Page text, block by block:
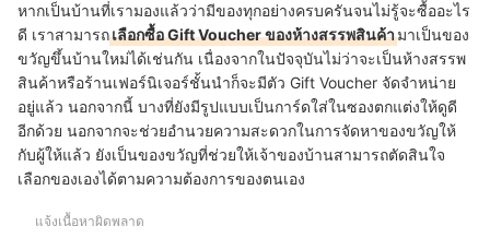
หากเป็นบ้านที่เรามองแล้วว่ามีของทุกอย่างครบครันจนไม่รู้จะซื้ออะไร
ดี เราสามารถเลือกซื้อ Gift Voucher ของห้างสรรพสินค้ามาเป็นของ
ขวัญขึ้นบ้านใหม่ได้เช่นกัน เนื่องจากในปัจจุบันไม่ว่าจะเป็นห้างสรรพ
สินค้าหรือร้านเฟอร์นิเจอร์ชั้นนำก็จะมีตัว Gift Voucher จัดจำหน่าย
อยู่แล้ว นอกจากนี้ บางที่ยังมีรูปแบบเป็นการ์ดใส่ในซองตกแต่งให้ดูดี
อีกด้วย นอกจากจะช่วยอำนวยความสะดวกในการจัดหาของขวัญให้
กับผู้ให้แล้ว ยังเป็นของขวัญที่ช่วยให้เจ้าของบ้านสามารถตัดสินใจ
เลือกของเองได้ตามความต้องการของตนเอง
แจ้งเนื้อหาผิดพลาด